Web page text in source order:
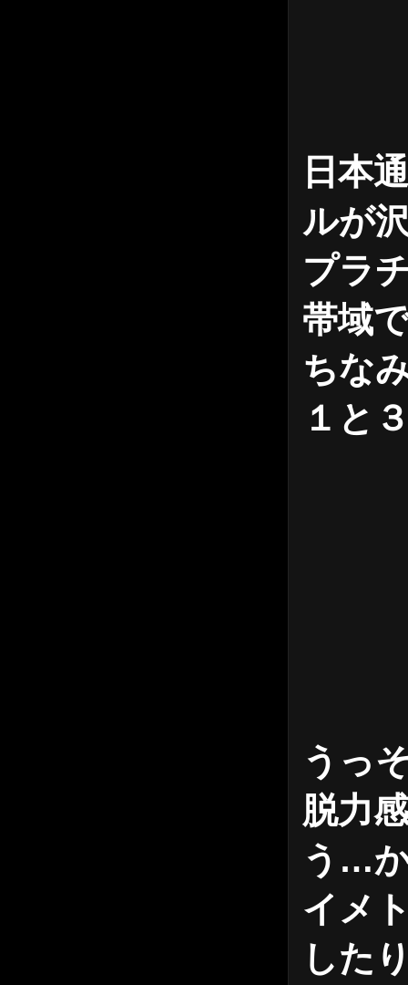
日本
ルが
プラ
帯域
ちな
１と
うっ
脱力
う…
イメ
した